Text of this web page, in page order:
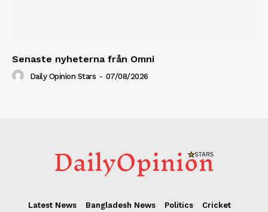
Senaste nyheterna från Omni
Daily Opinion Stars - 07/08/2026
Latest News Bangladesh News Politics
Cricket